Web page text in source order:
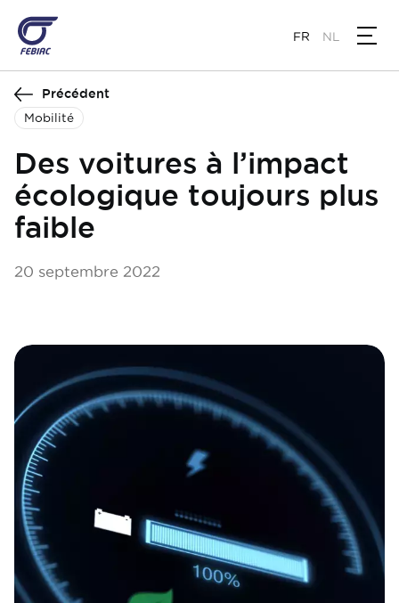
contenu
principal
FR NL
Précédent
Mobilité
Des voitures à l’impact
écologique toujours plus
faible
20 septembre 2022